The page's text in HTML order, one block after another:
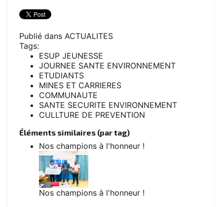
Publié dans ACTUALITES
Tags:
ESUP JEUNESSE
JOURNEE SANTE ENVIRONNEMENT
ETUDIANTS
MINES ET CARRIERES
COMMUNAUTE
SANTE SECURITE ENVIRONNEMENT
CULLTURE DE PREVENTION
Éléments similaires (par tag)
Nos champions à l'honneur !
Nos champions à l'honneur !